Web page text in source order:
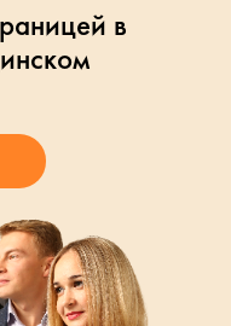
в